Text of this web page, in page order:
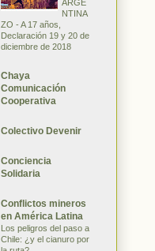
ARGE
NTINA
ZO - A 17 años,
Declaración 19 y 20 de
diciembre de 2018
Chaya
Comunicación
Cooperativa
Colectivo Devenir
Conciencia
Solidaria
Conflictos mineros
en América Latina
Los peligros del paso a
Chile: ¿y el cianuro por